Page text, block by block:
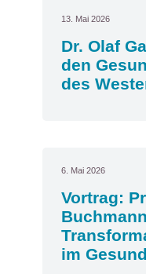
13. Mai 2026
Dr. Olaf
den
des
6. Mai 2026
Vortrag:
im